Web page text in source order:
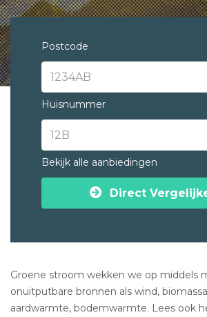
Postcode
Huisnummer
Bekijk alle aanbiedingen
Direct
Groene stroom wekken we op middels
onuitputbare bronnen als wind,
aardwarmte, bodemwarmte. Lees ook